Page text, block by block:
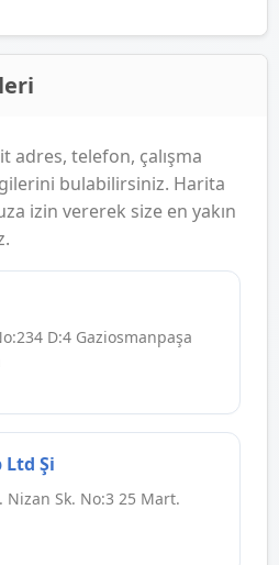
adres, telefon, çalışma
bulabilirsiniz. Harita
izin vererek size en yakın
D:4 Gaziosmanpaşa
Ltd Şi
Nizan Sk. No:3 25 Mart.